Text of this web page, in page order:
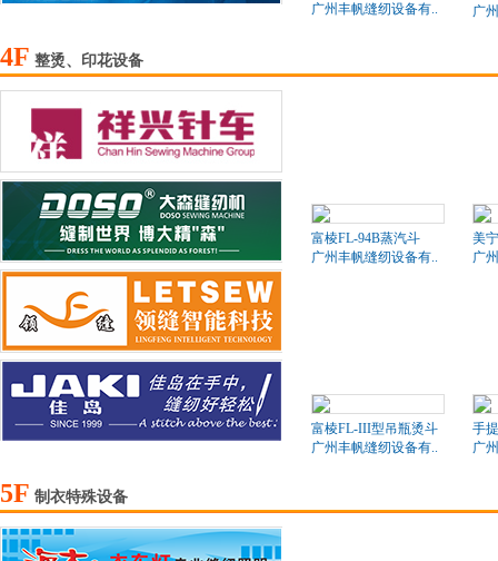
广州丰帆缝纫设备有.. 广
4F 整烫、印花设备
富棱FL-94B蒸汽斗
广州丰帆缝纫设备有..
美
广
富棱FL-III型吊瓶烫斗
广州丰帆缝纫设备有..
手提
广
5F 制衣特殊设备